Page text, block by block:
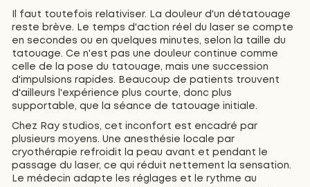
Il faut toutefois relativiser. La douleur d'un détatouage
reste brève. Le temps d'action réel du laser se compte
en secondes ou en quelques minutes, selon la taille du
tatouage. Ce n'est pas une douleur continue comme
celle de la pose du tatouage, mais une succession
d'impulsions rapides. Beaucoup de patients trouvent
d'ailleurs l'expérience plus courte, donc plus
supportable, que la séance de tatouage initiale.
Chez Ray studios, cet inconfort est encadré par
plusieurs moyens. Une anesthésie locale par
cryothérapie refroidit la peau avant et pendant le
passage du laser, ce qui réduit nettement la sensation.
Le médecin adapte les réglages et le rythme au